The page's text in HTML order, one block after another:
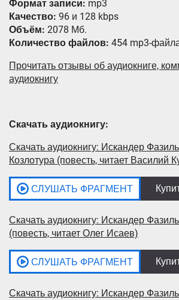
Формат записи: mp3
Качество: 96 и 128 kbps
Объём: 2078 Мб.
Количество файлов: 454 mp3-
Прочитать отзывы об аудиокниге,
аудиокнигу
Скачать аудиокнигу:
Скачать аудиокнигу: Искандер
Козлотура (повесть, читает Василий
Скачать аудиокнигу: Искандер
(повесть, читает Олег Исаев)
Скачать аудиокнигу: Искандер